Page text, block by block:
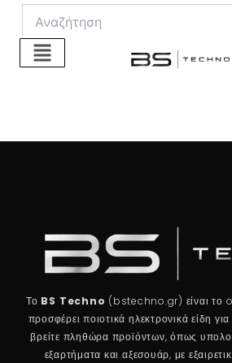
Μετάβαση
περιεχόμενο
Το BS Techno (bstechno.gr) είναι το
προσφέρει ποιοτικά ηλεκτρονικά είδη
βρείτε πληθώρα προϊόντων, όπως
εξαρτήματα και αξεσουάρ, με